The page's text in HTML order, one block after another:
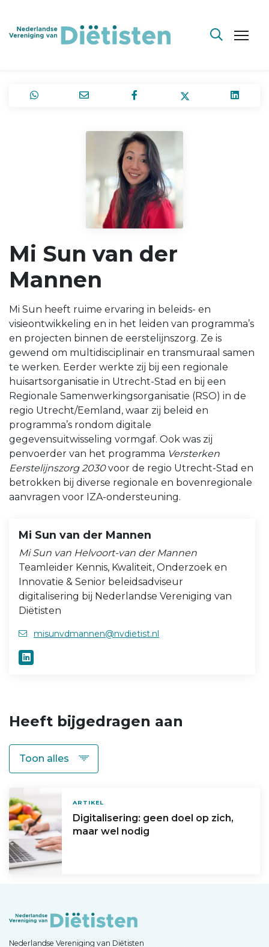
Mi Sun van der
Mannen
Mi Sun heeft ruime ervaring in beleids- en
visieontwikkeling en in het leiden van programma’s
en projecten binnen de eerstelijnszorg. Ze is
gewend om multidisciplinair en transmuraal samen
te werken. Eerder werkte zij bij een regionale
huisartsorganisatie in Utrecht-Stad en bij een
Regionale Samenwerkingsorganisatie (RSO) in de
regio Utrecht/Eemland, waar zij beleid en
programma’s rondom digitale
gegevensuitwisseling vormgaf. Ook was zij
penvoerder van het programma Versterken
Eerstelijnszorg 2030voor de regio Utrecht-Stad en
betrokken bij diverse regionale en bovenregionale
aanvragen voor IZA-ondersteuning.
Mi Sun van der Mannen
Mi Sun van Helvoort-van der Mannen
Teamleider Kennis, Kwaliteit, Onderzoek en
Innovatie & Senior beleidsadviseur
digitalisering bij Nederlandse Vereniging van
Diëtisten
misunvdmannen@nvdietist.nl
Heeft bijgedragen aan
ARTIKEL
Digitalisering: geen doel op zich,
maar wel nodig
Nederlandse Vereniging van Diëtisten